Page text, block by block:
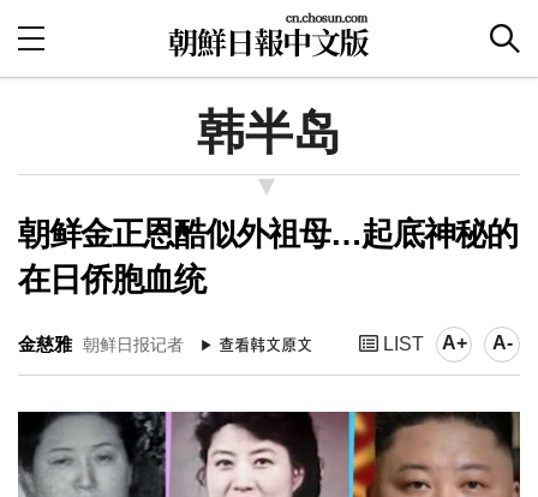
韩半岛
朝鲜金正恩酷似外祖母…起底神秘的
在日侨胞血统
金慈雅 朝鲜日报记者 LIST A+ A-